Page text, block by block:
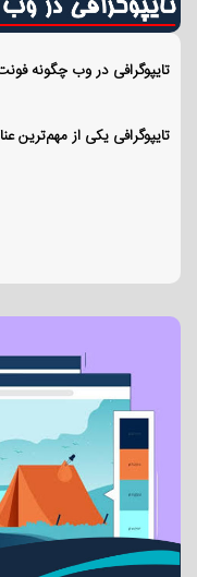
تایپوگرافی در وب چگونه
تایپوگرافی یکی از